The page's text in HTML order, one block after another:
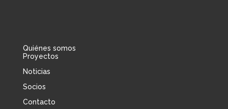
Quiénes somos
Proyectos
Noticias
Socios
Contacto